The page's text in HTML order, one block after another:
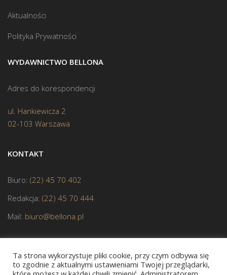
Aktualności
Polityka Prywatności
WYDAWNICTWO BELLONA
Adres do korespondencji
ul. Hankiewicza 2
02-103 Warszawa
KONTAKT
Biuro: (22) 45 70 402
Redakcja: (22) 45 70 444
Mail: biuro@bellona.pl
Ta strona wykorzystuje pliki cookie, przy czym odbywa się
to zgodnie z aktualnymi ustawieniami Twojej przeglądarki,